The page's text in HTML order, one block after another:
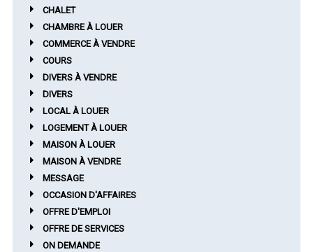
CHALET
CHAMBRE À LOUER
COMMERCE À VENDRE
COURS
DIVERS À VENDRE
DIVERS
LOCAL À LOUER
LOGEMENT À LOUER
MAISON À LOUER
MAISON À VENDRE
MESSAGE
OCCASION D'AFFAIRES
OFFRE D'EMPLOI
OFFRE DE SERVICES
ON DEMANDE